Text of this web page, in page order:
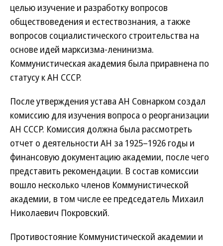
целью изучение и разработку вопросов
обществоведения и естествознания, а также
вопросов социалистического строительства на
основе идей марксизма-ленинизма.
Коммунистическая академия была приравнена по
статусу к АН СССР.
После утверждения устава АН Совнарком создал
комиссию для изучения вопроса о реорганизации
АН СССР. Комиссия должна была рассмотреть
отчет о деятельности АН за 1925–1926 годы и
финансовую документацию академии, после чего
представить рекомендации. В состав комиссии
вошло несколько членов Коммунистической
академии, в том числе ее председатель Михаил
Николаевич Покровский.
Противостояние Коммунистической академии и